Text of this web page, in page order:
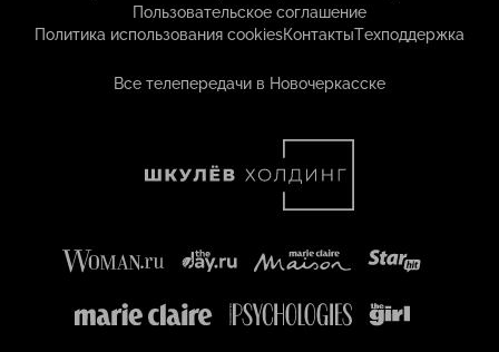
Пользовательское соглашение
Политика использования cookiesКонтактыТехподдержка
Все телепередачи в Новочеркасске